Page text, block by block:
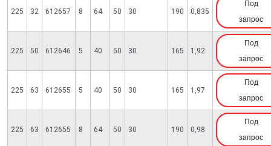
225 32 612657 8 64 50 30 190 0,835
Под
запрос
225 50 612646 5 40 50 30 165 1,92
Под
запрос
225 63 612655 5 40 50 30 165 1,97
Под
запрос
225 63 612655 8 64 50 30 190 0,98
Под
запрос